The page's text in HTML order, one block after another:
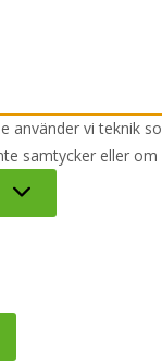
använder vi teknik
samtycker eller